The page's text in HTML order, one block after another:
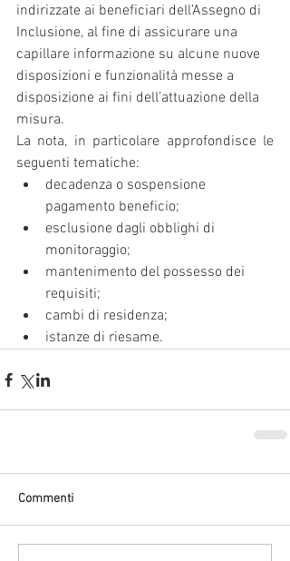
indirizzate ai beneficiari dell’Assegno di
Inclusione, al fine di assicurare una
capillare informazione su alcune nuove
disposizioni e funzionalità messe a
disposizione ai fini dell’attuazione della
misura.
La nota, in particolare approfondisce le
seguenti tematiche:
decadenza o sospensione
pagamento beneficio;
esclusione dagli obblighi di
monitoraggio;
mantenimento del possesso dei
requisiti;
cambi di residenza;
istanze di riesame.
Commenti